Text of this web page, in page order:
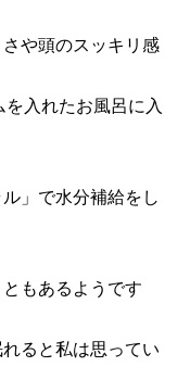
や頭のスッキリ感
入れたお風呂に入
」で水分補給をし
もあるようです
ると私は思ってい